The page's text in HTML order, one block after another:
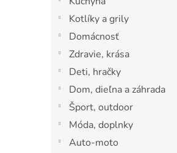
Kotlíky a grily
Domácnosť
Zdravie, krása
Deti, hračky
Dom, dieľna a záhrada
Šport, outdoor
Móda, doplnky
Auto-moto